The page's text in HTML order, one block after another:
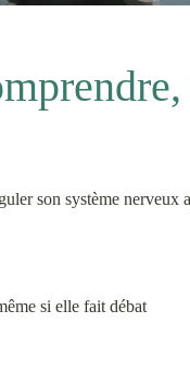
son système nerveux
si elle fait débat